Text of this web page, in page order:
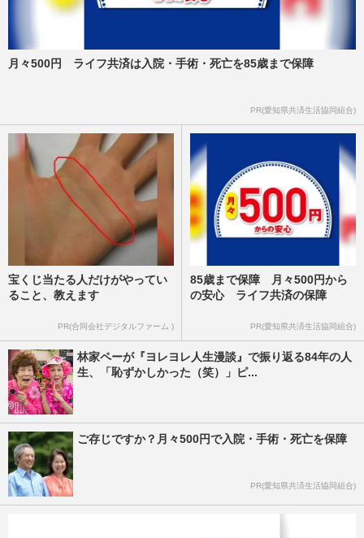
《セブン-イレブンで発売》HIKAKIN新カ
ップ麺・カレー味の『みそきん』発表、
週刊女性PRIME 2026/7/13
家族系YouTuber『ばつまる夫婦』飲酒運
所も庇えなかった「コンプ…
週刊女性PRIME 2026/6/19
月々500円 ライフ共済は入院・手術・死亡を85歳まで保障
PR(愛知県共済生活協同組合)
宝くじ当たる人だけがやってい
ること、教えます
PR(合同会社デジタルファーム )
85歳まで保障 月々500円から
の安心 ライフ共済の保障
PR(愛知県共済生活協同組合)
林家ペーが『ヨレヨレ人生漫談』で振り返る84年の人
生、「恥ずかしかった（笑）」ピ...
ご存じですか？月々500円で入院・手術・死亡を保障
PR(愛知県共済生活協同組合)